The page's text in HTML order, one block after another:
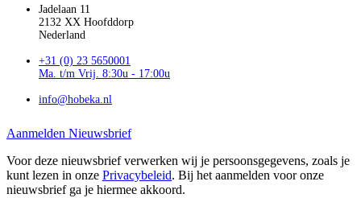
Jadelaan 11
2132 XX Hoofddorp
Nederland
+31 (0) 23 5650001
Ma. t/m Vrij. 8:30u - 17:00u
info@hobeka.nl
Aanmelden Nieuwsbrief
Voor deze nieuwsbrief verwerken wij je persoonsgegevens, zoals je
kunt lezen in onze Privacybeleid. Bij het aanmelden voor onze
nieuwsbrief ga je hiermee akkoord.